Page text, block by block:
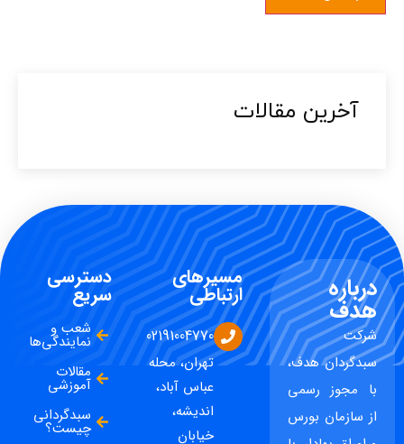
آخرین مقالات​
درباره
هدف
شرکت
سبدگردان هدف،
با مجوز رسمی
از سازمان بورس
مسیرهای
ارتباطی
02191004770
تهران، محله
عباس آباد،
اندیشه،
خیابان
دسترسی
سریع
شعب و
نمایندگی‌ها
مقالات
آموزشی
سبدگردانی
چیست؟